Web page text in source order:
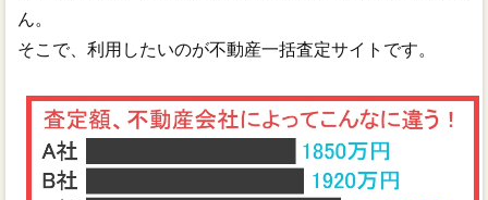
ん。
そこで、利用したいのが不動産一括査定サイトです。